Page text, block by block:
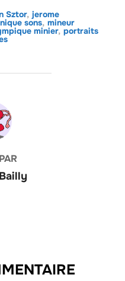
Sztor, jerome
sons, mineur
minier, portraits